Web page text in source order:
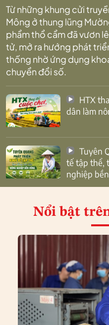
Từ những khung cửi
Mông ở thung lũng
phẩm thổ cẩm đã vươn
tử, mở ra hướng phát
thống nhờ ứng dụng
chuyển đổi số.
dân làm
tế tập thể,
nghiệp
Nổi bật